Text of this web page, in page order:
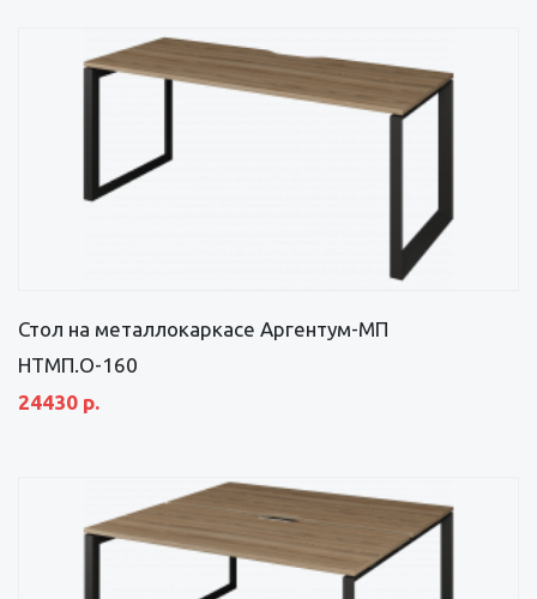
Стол на металлокаркасе Аргентум-МП
НТМП.О-160
24430 р.